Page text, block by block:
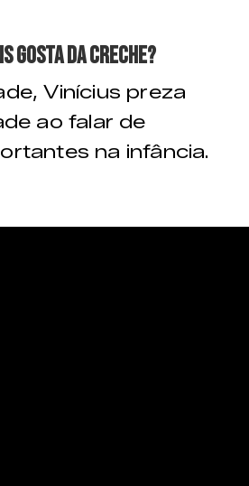
gosta da creche?
Vinícius preza
ao falar de
na infância.